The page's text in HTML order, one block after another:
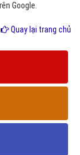
Google.
Quay lại trang chủ